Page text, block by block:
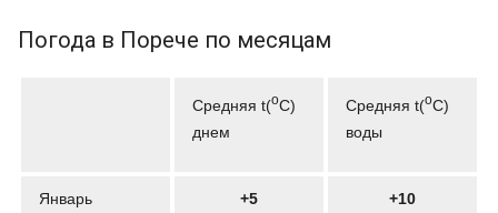
Погода в Порече по месяцам
Средняя t(oC)
днем
Средняя t(oC)
воды
Январь +5 +10